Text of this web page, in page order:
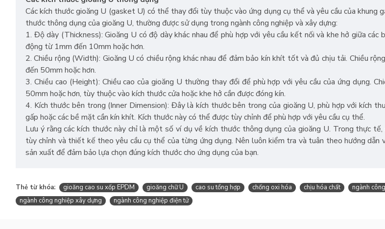
Các kích thước gioăng U (gasket U) có thể thay đổi tùy thuộc vào ứng dụng cụ thể và yêu cầu của khung
thước thông dụng của gioăng U, thường được sử dụng trong ngành công nghiệp và xây dựng:
1. Độ dày (Thickness): Gioăng U có độ dày khác nhau để phù hợp với yêu cầu kết nối và khe hở giữa
động từ 1mm đến 10mm hoặc hơn.
2. Chiều rộng (Width): Gioăng U có chiều rộng khác nhau để đảm bảo kín khít tốt và đủ chịu tải. Chiều
đến 50mm hoặc hơn.
3. Chiều cao (Height): Chiều cao của gioăng U thường thay đổi để phù hợp với yêu cầu của ứng dụng.
50mm hoặc hơn, tùy thuộc vào kích thước cửa hoặc khe hở cần được đóng kín.
4. Kích thước bên trong (Inner Dimension): Đây là kích thước bên trong của gioăng U, phù hợp với kích
gấp hoặc các bề mặt cần kín khít. Kích thước này có thể được tùy chỉnh để phù hợp với yêu cầu cụ thể.
Lưu ý rằng các kích thước này chỉ là một số ví dụ về kích thước thông dụng của gioăng U. Trong thực
tùy chỉnh và thiết kế theo yêu cầu cụ thể của từng ứng dụng. Nên luôn kiểm tra và tuân theo hướng dẫn
sản xuất để đảm bảo lựa chọn đúng kích thước cho ứng dụng của bạn.
Thẻ từ khóa: gioăng cao su xốp EPDM gioăng chữ U cao su tổng hợp chống oxi hóa chịu hóa chất
ngành
ngành công nghiệp xây dựng
ngành công nghiệp điện tử